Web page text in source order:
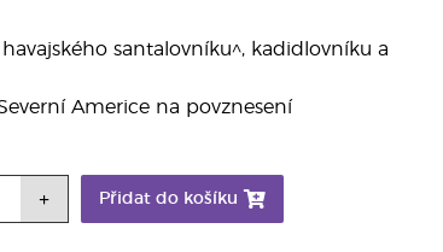
santalovníku^, kadidlovníku a
Americe na povznesení
Přidat do košíku